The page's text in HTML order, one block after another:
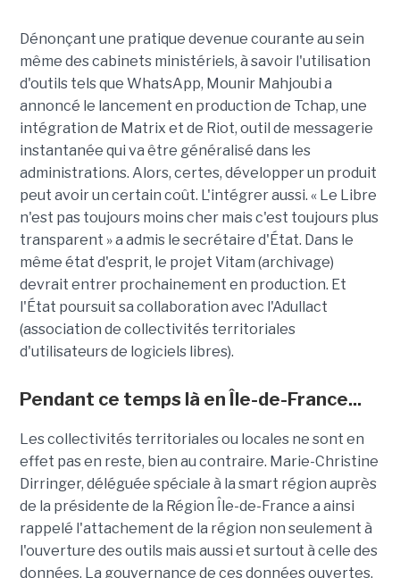
Dénonçant une pratique devenue courante au sein
même des cabinets ministériels, à savoir l'utilisation
d'outils tels que WhatsApp, Mounir Mahjoubi a
annoncé le lancement en production de Tchap, une
intégration de Matrix et de Riot, outil de messagerie
instantanée qui va être généralisé dans les
administrations. Alors, certes, développer un produit
peut avoir un certain coût. L'intégrer aussi. « Le Libre
n'est pas toujours moins cher mais c'est toujours plus
transparent » a admis le secrétaire d'État. Dans le
même état d'esprit, le projet Vitam (archivage)
devrait entrer prochainement en production. Et
l'État poursuit sa collaboration avec l'Adullact
(association de collectivités territoriales
d'utilisateurs de logiciels libres).
Pendant ce temps là en Île-de-France...
Les collectivités territoriales ou locales ne sont en
effet pas en reste, bien au contraire. Marie-Christine
Dirringer, déléguée spéciale à la smart région auprès
de la présidente de la Région Île-de-France a ainsi
rappelé l'attachement de la région non seulement à
l'ouverture des outils mais aussi et surtout à celle des
données. La gouvernance de ces données ouvertes,